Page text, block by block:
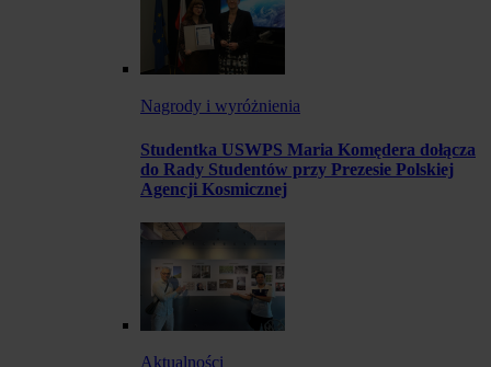
Nagrody i wyróżnienia
Studentka USWPS Maria Komędera dołącza
do Rady Studentów przy Prezesie Polskiej
Agencji Kosmicznej
Aktualności